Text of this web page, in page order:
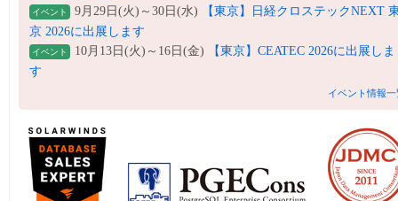
イベント 9月29日(火)～30日(水)
【東京】日経クロステックNEXT
京 2026に出展します
イベント 10月13日(火)～16日(金)
【東京】CEATEC 2026に出展しま
す
イベント情報一